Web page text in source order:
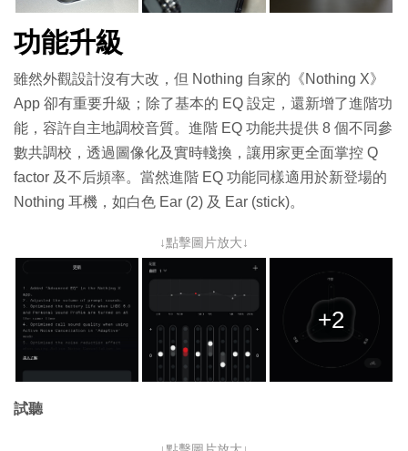
功能升級
雖然外觀設計沒有大改，但 Nothing 自家的《Nothing X》
App 卻有重要升級；除了基本的 EQ 設定，還新增了進階功
能，容許自主地調校音質。進階 EQ 功能共提供 8 個不同參
數共調校，透過圖像化及實時輚換，讓用家更全面掌控 Q
factor 及不后頻率。當然進階 EQ 功能同樣適用於新登場的
Nothing 耳機，如白色 Ear (2) 及 Ear (stick)。
↓點擊圖片放大↓
+2
試聽